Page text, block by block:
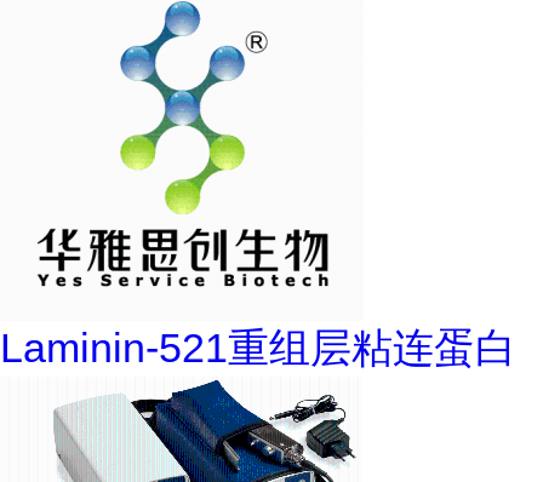
Laminin-521重组层粘连蛋白